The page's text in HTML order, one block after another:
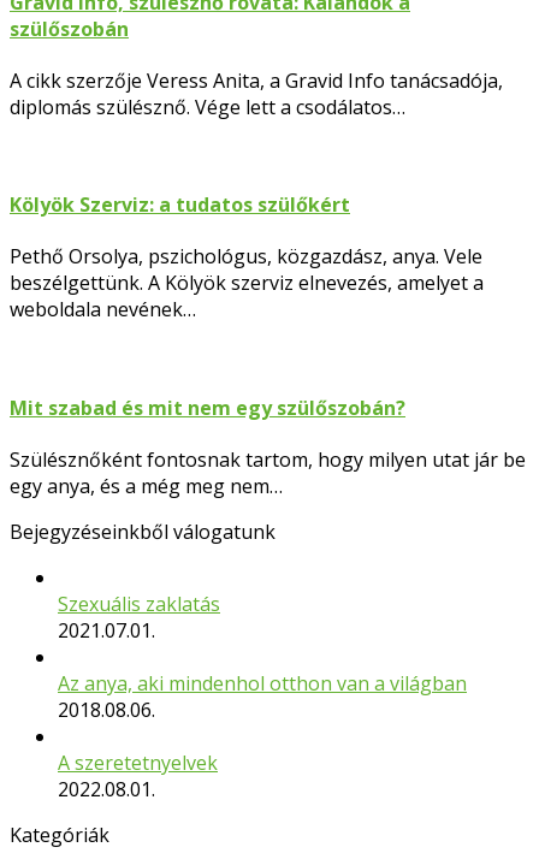
szülőszobán
A cikk szerzője Veress Anita, a Gravid Info tanácsadója,
diplomás szülésznő. Vége lett a csodálatos…
Kölyök Szerviz: a tudatos szülőkért
Pethő Orsolya, pszichológus, közgazdász, anya. Vele
beszélgettünk. A Kölyök szerviz elnevezés, amelyet a
weboldala nevének…
Mit szabad és mit nem egy szülőszobán?
Szülésznőként fontosnak tartom, hogy milyen utat jár be
egy anya, és a még meg nem…
Bejegyzéseinkből válogatunk
Szexuális zaklatás
2021.07.01.
Az anya, aki mindenhol otthon van a világban
2018.08.06.
A szeretetnyelvek
2022.08.01.
Kategóriák